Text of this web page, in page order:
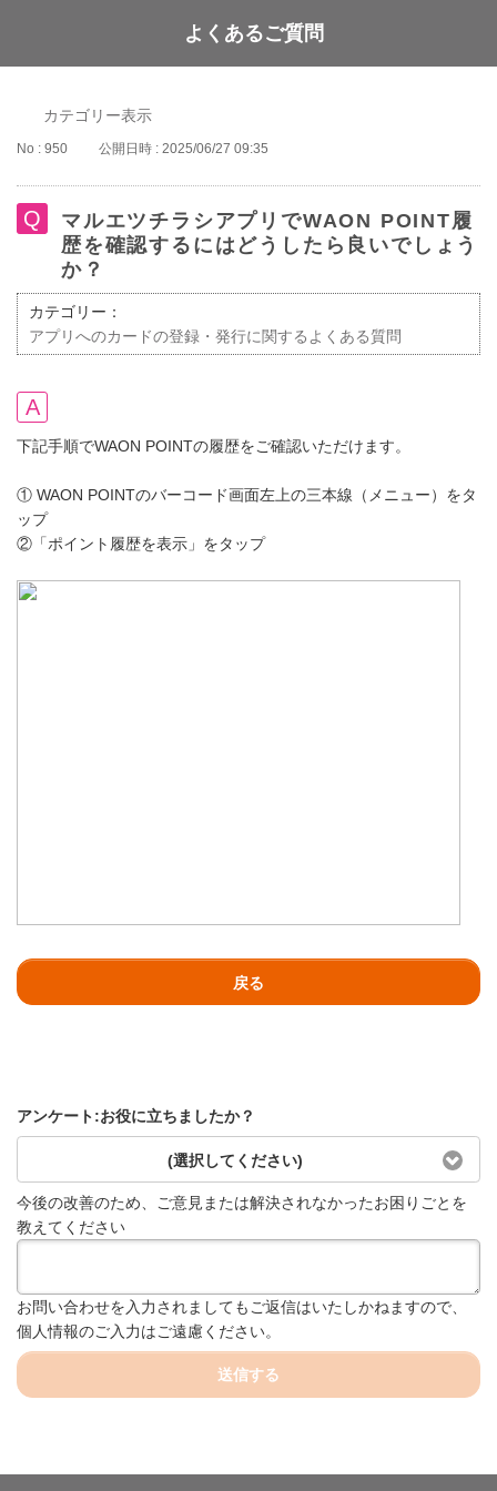
WAON POINT
よくあるご質問
カテゴリー表示
No : 950 公開日時 : 2025/06/27 09:35
マルエツチラシアプリでWAON POINT履
歴を確認するにはどうしたら良いでしょう
か？
カテゴリー：
アプリへのカードの登録・発行に関するよくある質問
下記手順でWAON POINTの履歴をご確認いただけます。
① WAON POINTのバーコード画面左上の三本線（メニュー）をタ
ップ
②「ポイント履歴を表示」をタップ
戻る
アンケート:お役に立ちましたか？
(選択してください)
今後の改善のため、ご意見または解決されなかったお困りごとを
教えてください
お問い合わせを入力されましてもご返信はいたしかねますので、
個人情報のご入力はご遠慮ください。
送信する